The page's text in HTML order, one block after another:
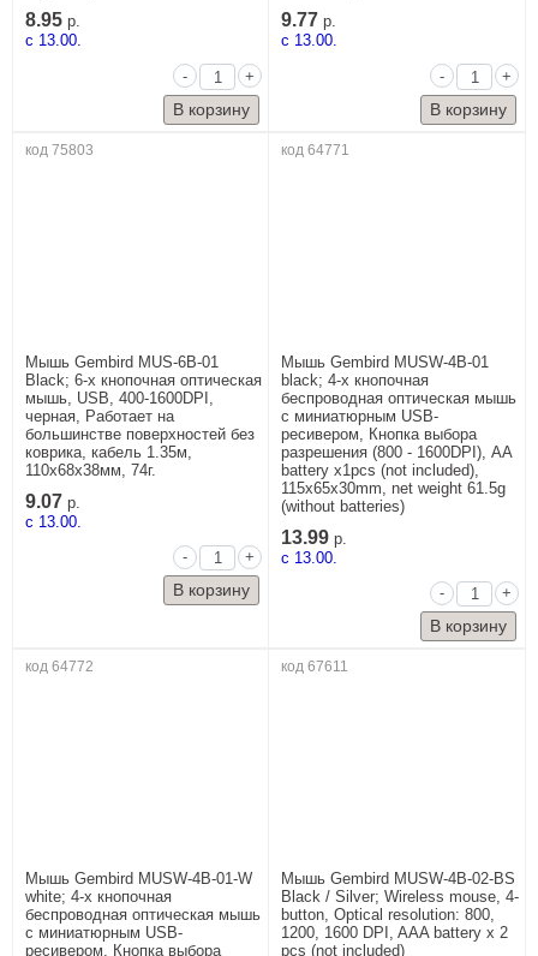
8.95 р.
c 13.00.
-
+
9.77 р.
c 13.00.
-
+
код 75803
Мышь Gembird MUS-6B-01
Black; 6-х кнопочная оптическая
мышь, USB, 400-1600DPI,
черная, Работает на
большинстве поверхностей без
коврика, кабель 1.35м,
110x68x38мм, 74г.
9.07 р.
c 13.00.
-
+
код 64771
Мышь Gembird MUSW-4B-01
black; 4-х кнопочная
беспроводная оптическая мышь
с миниатюрным USB-
ресивером, Кнопка выбора
разрешения (800 - 1600DPI), AA
battery x1pcs (not included),
115x65x30mm, net weight 61.5g
(without batteries)
13.99 р.
c 13.00.
-
+
код 64772
Мышь Gembird MUSW-4B-01-W
white; 4-х кнопочная
беспроводная оптическая мышь
с миниатюрным USB-
ресивером, Кнопка выбора
код 67611
Мышь Gembird MUSW-4B-02-BS
Black / Silver; Wireless mouse, 4-
button, Optical resolution: 800,
1200, 1600 DPI, AAA battery x 2
pcs (not included)